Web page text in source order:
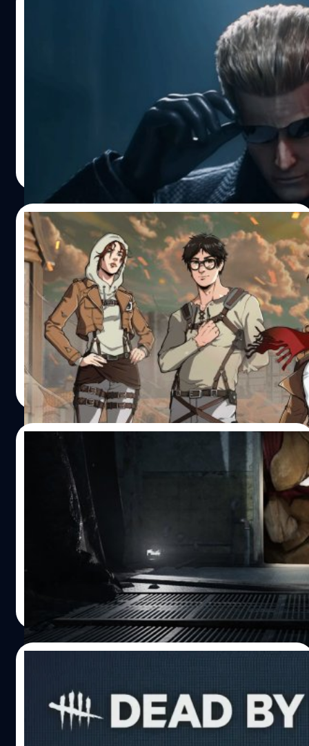
Dead by Daylight เผยตัวอย่างคอนเทนต์
เสริม Resident Evil: PROJECT W
หลังจากที่มีข่าวลือพร้อมรูปประกอบหลุดออกมาเมื่อช่วง
อาทิตย์ที่แล้ว ได้เผยว่าตัวละครจากส่วนเสริม PROJECT W จะ
ประกอบไปด้วย Albert Wesker, Ada Wong และ Rebecca
Chambers ดูเหมือนว่าข้อมูลเหล่านี้จะเป็นจริง เพราะทาง
Behavior Software ได้เผยตัวอย่างแรกของ PROJECT W
สำหรับ Dead by Daylight เมื่อไม่นานมานี้ ซึ่งตัวละครในวิดีโอ
ก็ตรงกับข้อมูลที่หลุดออกมาครับ
กรณ์รัฐภาส ธนวัตไชยศรี| 1464 days ago
21/07/2022
คอนเทนต์ Attack on Titan วางจำหน่ายให้กับ
Dead by Daylight แล้ววันนี้
หลังจากที่ได้เผยภาพ Teaser ให้ได้เห็นกันมานาน ล่าสุดทาง
ทีม Behavior ก็ได้เผยตัวอย่างเต็ม ๆ จาก DLC ที่ได้ร่วมมือกับ
อนิเมะ Attack on Titan พร้อมกับเปิดให้แฟน ๆ สามารถซื้อที่
หน้าร้านค้าของ Dead by Daylight ได้แล้วตั้งแต่วันนี้ไปจนถึง
วันที่ 26 กรกฎาคม 2022
กรณ์รัฐภาส ธนวัตไชยศรี | 1478 days ago
Read More
14/07/2022
ชมภาพทีเซอร์ใหม่ของ Dead by Daylight x
Attack on Titan
หลังจากมีข่าวว่าเกม Dead by Daylight จะครอสโอเวอร์กับ
การ์ตูน Attack on Titan ที่จะเพิ่มสกินของหน่วยสำรวจและไท
ทัน ล่าสุดทีมพัฒนา Behaviour Interactive ได้โพสต์ภาพที
เซอร์ใหม่บน Twitter แม้ Behaviour Interactive จะยังไม่
ประกาศวันเปิดให้เล่นอีเวนต์ Dead by Daylight x Attack on
Titan อย่างเป็นทางการ แต่ก่อนหน้านี้ก็มีการเปิดเผยข้อมูลใน
งานฉลองครบรอบ 6 ปีของเกม Dead by Daylight ว่า ดไวต์
(Dwight) จะได้รับสกิน เอเรน เยเกอร์ (Eren Yeager), ซารินา
(Zarina) จะได้รับสกินฮันจิ โซเอะ (Hange Zoe) และฆาตกรโอ
twinfinite พิสูจน์อักษร :…
| 1484 days ago
Read More
Dead by Daylight เตรียมเปิดตัว DLC ต่อย
อดคอนเทนต์จาก Resident Evil เร็ว ๆ นี้